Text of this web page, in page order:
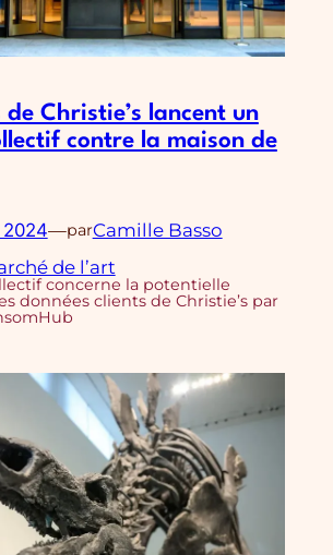
de Christie’s lancent un
contre la maison de
—parCamille Basso
de l’art
concerne la potentielle
données clients de Christie’s par